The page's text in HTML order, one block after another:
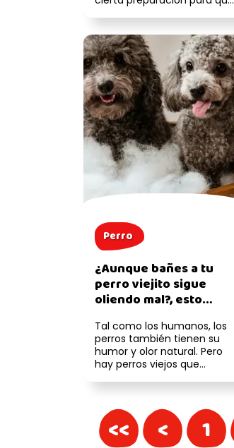
Perro
¿Aunque bañes a tu
perro viejito sigue
oliendo mal?, esto
Tal como los humanos, los
perros también tienen su
humor y olor natural. Pero
hay perros viejos que
<< < 1